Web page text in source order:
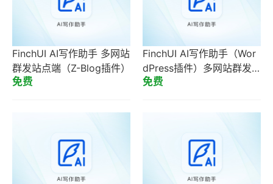
FinchUI AI写作助手 多网站
群发站点端（Z-Blog插件）
免费
FinchUI AI写作助手（Wor
dPress插件）多网站群发
站点端
免费